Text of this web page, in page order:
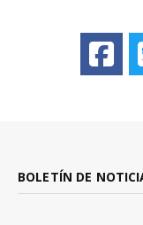
BOLETÍN DE